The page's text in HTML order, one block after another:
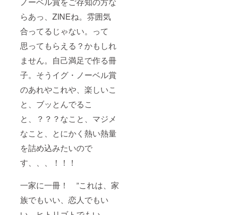
らあっ、ZINEね。雰囲気
合ってるじゃない。って
思ってもらえる？かもしれ
ません。自己満足で作る冊
子。そうイグ・ノーベル賞
のあれやこれや、楽しいこ
と、ブッとんでるこ
と、？？？なこと、マジメ
なこと、とにかく熱い熱量
を詰め込みたいので
す、、、！！！
一家に一冊！ ”これは、家
族でもいい、恋人でもい